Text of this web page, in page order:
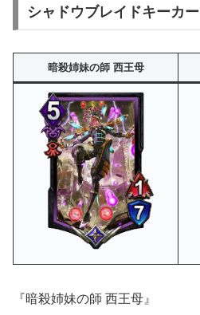
シャドウブレイドキーカ
暗殺姉妹の師 西王母
『暗殺姉妹の師 西王母』